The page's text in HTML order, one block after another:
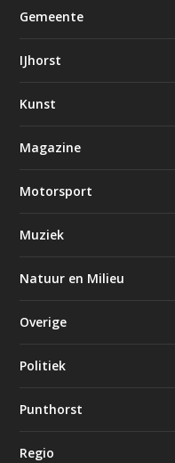
Gemeente
IJhorst
Kunst
Magazine
Motorsport
Muziek
Natuur en Milieu
Overige
Politiek
Punthorst
Regio